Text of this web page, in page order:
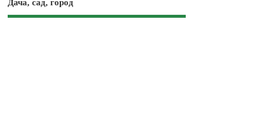
Дача, сад, город